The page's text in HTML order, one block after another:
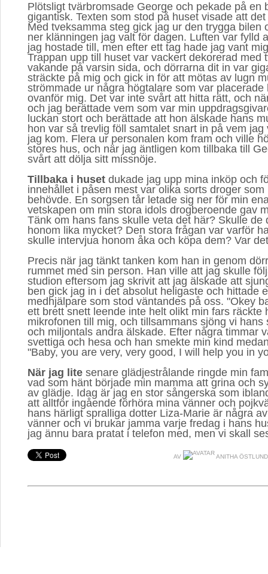
Plötsligt tvärbromsade George och pekade på en
gigantisk. Texten som stod på huset visade att
Med tveksamma steg gick jag ur den trygga bilen
ner klänningen jag valt för dagen. Luften var fylld
jag hostade till, men efter ett tag hade jag vant
Trappan upp till huset var vackert dekorerad med
vakande på varsin sida, och dörrarna dit in var
sträckte på mig och gick in för att mötas av lugn
strömmade ur några högtalare som var placerade
ovanför mig. Det var inte svårt att hitta rätt, och
och jag berättade vem som var min
luckan stort och berättade att hon älskade hans
hon var så trevlig föll samtalet snart in på vem jag
jag kom. Flera ur personalen kom fram och ville
stores hus, och när jag äntligen kom tillbaka till
svårt att dölja sitt missnöje.
Tillbaka i huset dukade jag upp mina inköp och
innehållet i påsen mest var olika sorts droger som
behövde. En sorgsen tår letade sig ner för min
vetskapen om min stora idols drogberoende gav
Tänk om hans fans skulle veta det här? Skulle de
honom lika mycket? Den stora frågan var varför
skulle intervjua honom åka och köpa dem? Var
Precis när jag tänkt tanken kom han in genom
rummet med sin person. Han ville att jag skulle
studion eftersom jag skrivit att jag älskade att
ben gick jag in i det absolut heligaste och hittade
medhjälpare som stod väntandes på oss. "Okey
ett brett snett leende inte helt olikt min fars räckte
mikrofonen till mig, och tillsammans sjöng vi hans
och miljontals andra älskade. Efter några timmar
svettiga och hesa och han smekte min kind
"Baby, you are very, very good, I will help you in
När jag lite senare glädjestrålande ringde min
vad som hänt började min mamma att grina och
av glädje. Idag är jag en stor sångerska som
att alltför ingående förhöra mina vänner och
hans härligt spralliga dotter Liza-Marie är några
vänner och vi brukar jamma varje fredag i hans
jag ännu bara pratat i telefon med, men vi skall
AV ANITHA